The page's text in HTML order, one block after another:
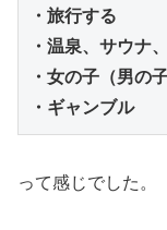
・旅行する
・温泉、サウナ
・女の子（男の
・ギャンブル
って感じでした。